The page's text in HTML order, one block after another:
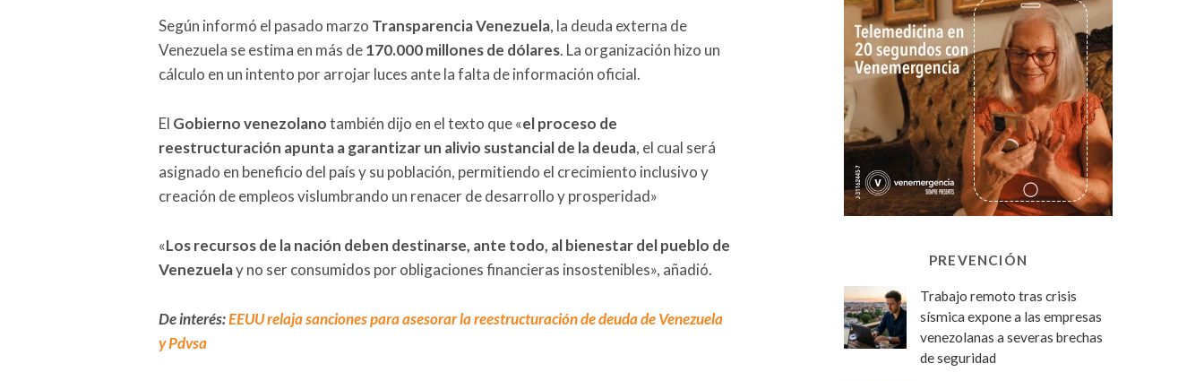
Según informó el pasado marzo Transparencia Venezuela, la deuda externa de
Venezuela se estima en más de170.000 millones de dólares. La organización hizo un
cálculo en un intento por arrojar luces ante la falta de información oficial.
El Gobierno venezolanotambién dijo en el texto que «el proceso de
reestructuración apunta a garantizar un alivio sustancial de la deuda, el cual será
asignado en beneficio del país y su población, permitiendo el crecimiento inclusivo y
creación de empleos vislumbrando un renacer de desarrollo y prosperidad»
«Los recursos de la nación deben destinarse, ante todo, al bienestar del pueblo de
Venezuelay no ser consumidos por obligaciones financieras insostenibles», añadió.
De interés:EEUU relaja sanciones para asesorar la reestructuración de deuda de Venezuela
y Pdvsa
PREVENCIÓN
Trabajo remoto tras crisis
sísmica expone a las empresas
venezolanas a severas brechas
de seguridad